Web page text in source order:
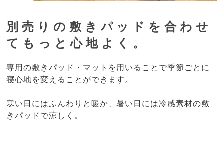
別売りの敷きパッドを合わせ
てもっと心地よく。
専用の敷きパッド・マットを用いることで季節ごとに
寝心地を変えることができます。
寒い日にはふんわりと暖か、暑い日には冷感素材の敷
きパッドで涼しく。